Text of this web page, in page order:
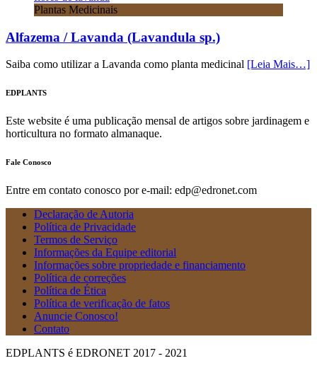
Plantas Medicinais
Alfazema / Lavanda (Lavandula sp.)
Saiba como utilizar a Lavanda como planta medicinal [Leia Mais…]
EDPLANTS
Este website é uma publicação mensal de artigos sobre jardinagem e
horticultura no formato almanaque.
Fale Conosco
Entre em contato conosco por e-mail: edp@edronet.com
Declaração de Autoria
Política de Privacidade
Termos de Serviço
Informações da Equipe editorial
Informações sobre propriedade e financiamento
Política de correções
Política de Ética
Política de verificação de fatos
Anuncie Conosco!
Contato
EDPLANTS é EDRONET 2017 - 2021